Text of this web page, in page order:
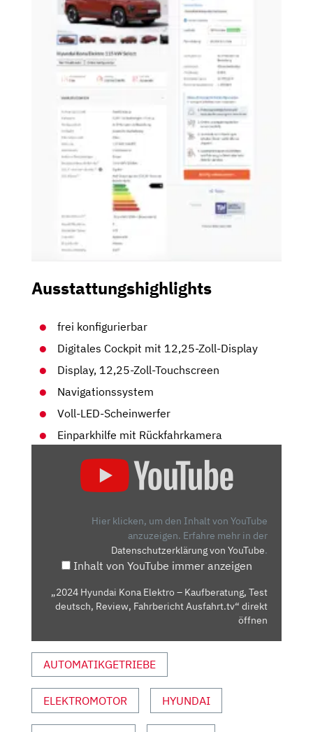
Ausstattungshighlights
frei konfigurierbar
Digitales Cockpit mit 12,25-Zoll-Display
Display, 12,25-Zoll-Touchscreen
Navigationssystem
Voll-LED-Scheinwerfer
Einparkhilfe mit Rückfahrkamera
HYUNDAI
DEUTSCH,
REVIEW,
FAHRBERICHT
YOUTUBE
ANZEIGEN
Hier klicken, um den Inhalt von YouTube
anzuzeigen. Erfahre mehr in der
Datenschutzerklärung von YouTube.
Inhalt von YouTube immer anzeigen
„2024 Hyundai Kona Elektro – Kaufberatung, Test
deutsch, Review, Fahrbericht Ausfahrt.tv“ direkt
öffnen
AUTOMATIKGETRIEBE
ELEKTROMOTOR HYUNDAI